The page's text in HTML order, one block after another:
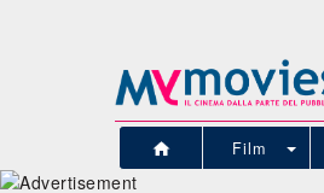
Film